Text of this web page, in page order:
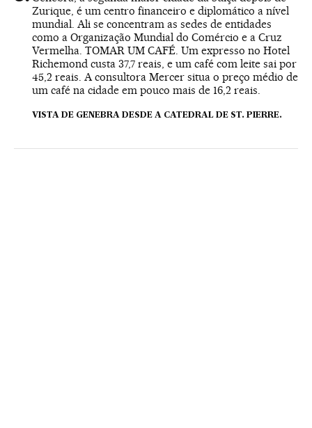
Zurique, é um centro financeiro e diplomático a nível
mundial. Ali se concentram as sedes de entidades
como a Organização Mundial do Comércio e a Cruz
Vermelha. TOMAR UM CAFÉ. Um expresso no Hotel
Richemond custa 37,7 reais, e um café com leite sai por
45,2 reais. A consultora Mercer situa o preço médio de
um café na cidade em pouco mais de 16,2 reais.
VISTA DE GENEBRA DESDE A CATEDRAL DE ST. PIERRE.